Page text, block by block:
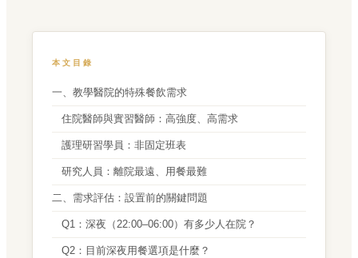
本文目錄
一、教學醫院的特殊餐飲需求
住院醫師與實習醫師：高強度、高需求
護理研習學員：非固定班表
研究人員：離院最遠、用餐最難
二、需求評估：設置前的關鍵問題
Q1：深夜（22:00–06:00）有多少人在院？
Q2：目前深夜用餐選項是什麼？